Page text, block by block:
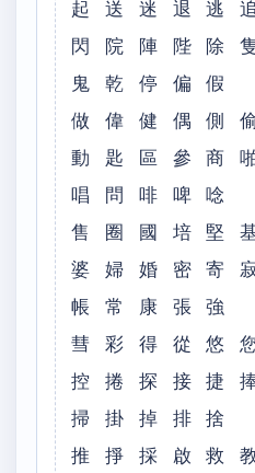
起 送 迷 退 逃
閃 院 陣 陛 除
鬼 乾 停 偏 假
做 偉 健 偶 側
動 匙 區 參 商
唱 問 啡 啤 唸
售 圈 國 培 堅
婆 婦 婚 密 寄
帳 常 康 張 強
彗 彩 得 從 悠
控 捲 探 接 捷
掃 掛 掉 排 捨
推 掙 採 啟 救